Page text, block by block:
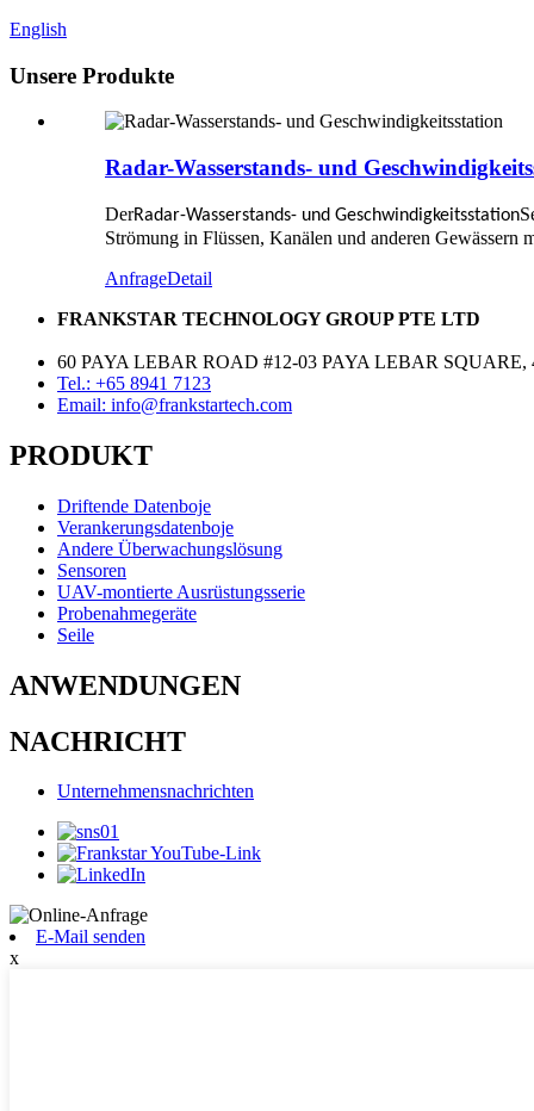
English
Unsere Produkte
Radar-Wasserstands- und
DerRadar-Wasserstands- und Geschwindigkeitsstation
Strömung in Flüssen, Kanälen und anderen Gewässern
AnfrageDetail
FRANKSTAR TECHNOLOGY GROUP PTE LTD
60 PAYA LEBAR ROAD #12-03 PAYA LEBAR SQUARE,
Tel.: +65 8941 7123
Email: info@frankstartech.com
PRODUKT
Driftende Datenboje
Verankerungsdatenboje
Andere Überwachungslösung
Sensoren
UAV-montierte Ausrüstungsserie
Probenahmegeräte
Seile
ANWENDUNGEN
NACHRICHT
Unternehmensnachrichten
E-Mail senden
x